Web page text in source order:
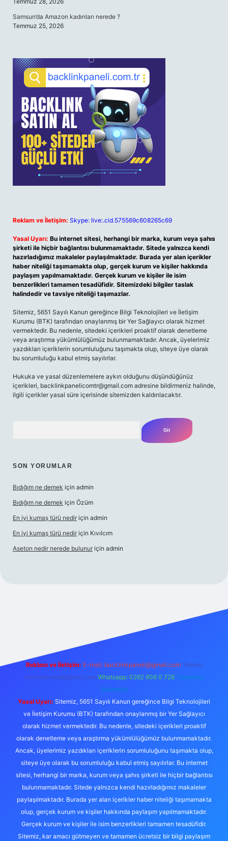
Samsun’da Amazon kadınları nerede ?
Temmuz 25, 2026
Reklam ve İletişim: Skype: live:.cid.575569c608265c69
Yasal Uyarı: Bu internet sitesi, herhangi bir marka, kurum veya şahıs
şirketi ile hiçbir bağlantısı bulunmamaktadır. Sitede yalnızca kendi
hazırladığımız makaleler paylaşılmaktadır. Burada yer alan içerikler
haber niteliği taşımamakta olup, gerçek kurum ve kişiler hakkında
paylaşım yapılmamaktadır. Gerçek kurum ve kişiler ile isim
benzerlikleri tamamen tesadüfidir. Sitemizdeki bilgiler taslak
halindedir ve tavsiye niteliği taşımazlar.
Sitemiz, 5651 Sayılı Kanun gereğince Bilgi Teknolojileri ve İletişim
Kurumu (BTK) tarafından onaylanmış bir Yer Sağlayıcı olarak hizmet
vermektedir. Bu nedenle, sitedeki içerikleri proaktif olarak denetleme
veya araştırma yükümlülüğümüz bulunmamaktadır. Ancak, üyelerimiz
yazdıkları içeriklerin sorumluluğunu taşımakta olup, siteye üye olarak
bu sorumluluğu kabul etmiş sayılırlar.
Hukuka ve yasal düzenlemelere aykırı olduğunu düşündüğünüz
içerikleri, backlinkpanelicomtr@gmail.com adresine bildirmeniz halinde,
ilgili içerikler yasal süre içerisinde sitemizden kaldırılacaktır.
SON YORUMLAR
Bıdığım ne demek için admin
Bıdığım ne demek için Özüm
En iyi kumaş türü nedir için admin
En iyi kumaş türü nedir için Kıvılcım
Aseton nedir nerede bulunur için admin
betexper giriş
Reklam ve İletişim: E-mail: backlinkpaneli@gmail.com Teams:
forumhizmeti@gmail.com Whatsapp: 0262 606 0 726 Telegram:
@karabul
Yasal Uyarı: Sitemiz, 5651 Sayılı Kanun gereğince Bilgi Teknolojileri
ve İletişim Kurumu (BTK) tarafından onaylanmış bir Yer Sağlayıcı
olarak hizmet vermektedir. Bu nedenle, sitedeki içerikleri proaktif
olarak denetleme veya araştırma yükümlülüğümüz bulunmamaktadır.
Ancak, üyelerimiz yazdıkları içeriklerin sorumluluğunu taşımakta olup,
siteye üye olarak bu sorumluluğu kabul etmiş sayılırlar. Bu internet
sitesi, herhangi bir marka, kurum veya şahıs şirketi ile hiçbir bağlantısı
bulunmamaktadır. Sitede yalnızca kendi hazırladığımız makaleler
paylaşılmaktadır. Burada yer alan içerikler haber niteliği taşımamakta
olup, gerçek kurum ve kişiler hakkında paylaşım yapılmamaktadır.
Gerçek kurum ve kişiler ile isim benzerlikleri tamamen tesadüfidir.
Sitemiz, kar amacı gütmeyen ve tamamen ücretsiz bir bilgi paylaşım